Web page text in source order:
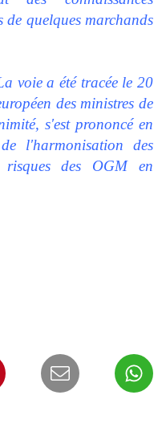
de quelques marchands
voie a été tracée le 20
des ministres de
s'est prononcé en
l'harmonisation des
risques des OGM en